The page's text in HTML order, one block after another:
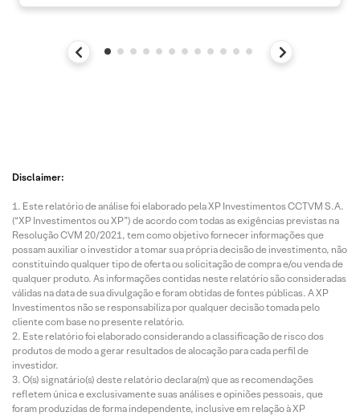
Disclaimer:
Este relatório de análise foi elaborado pela XP Investimentos CCTVM S.A.
(“XP Investimentos ou XP”) de acordo com todas as exigências previstas na
Resolução CVM 20/2021, tem como objetivo fornecer informações que
possam auxiliar o investidor a tomar sua própria decisão de investimento, não
constituindo qualquer tipo de oferta ou solicitação de compra e/ou venda de
qualquer produto. As informações contidas neste relatório são consideradas
válidas na data de sua divulgação e foram obtidas de fontes públicas. A XP
Investimentos não se responsabiliza por qualquer decisão tomada pelo
cliente com base no presente relatório.
Este relatório foi elaborado considerando a classificação de risco dos
produtos de modo a gerar resultados de alocação para cada perfil de
investidor.
O(s) signatário(s) deste relatório declara(m) que as recomendações
refletem única e exclusivamente suas análises e opiniões pessoais, que
foram produzidas de forma independente, inclusive em relação à XP